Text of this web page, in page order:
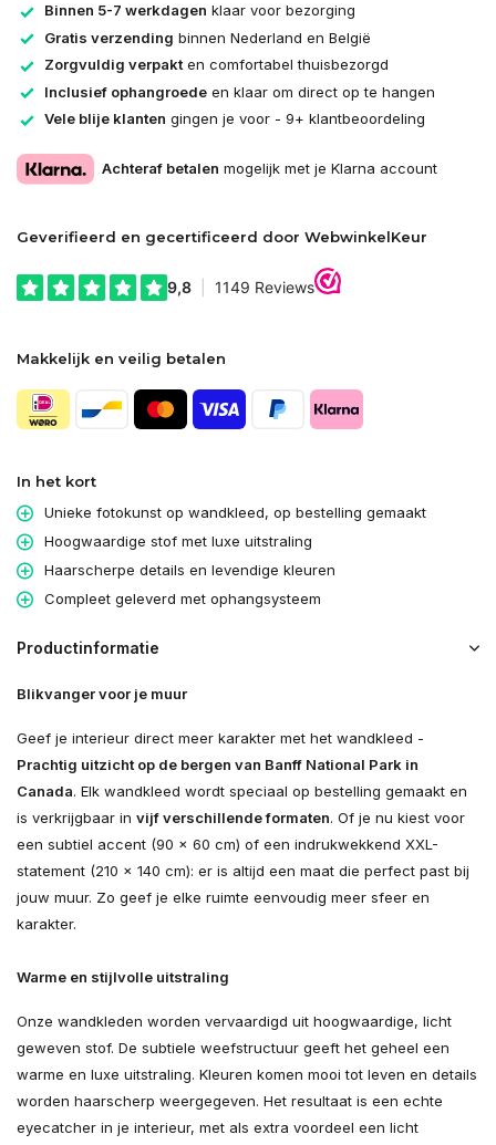
Binnen 5-7 werkdagen klaar voor bezorging
Gratis verzending binnen Nederland en België
Zorgvuldig verpakten comfortabel thuisbezorgd
Inclusief ophangroede en klaar om direct op te hangen
Vele blije klanten gingen je voor - 9+ klantbeoordeling
Achteraf betalen mogelijk met je Klarna account
Geverifieerd en gecertificeerd door WebwinkelKeur
Makkelijk en veilig betalen
In het kort
Unieke fotokunst op wandkleed, op bestelling gemaakt
Hoogwaardige stof met luxe uitstraling
Haarscherpe details en levendige kleuren
Compleet geleverd met ophangsysteem
Productinformatie
Blikvanger voor je muur
Geef je interieur direct meer karakter met het wandkleed -
Prachtig uitzicht op de bergen van Banff National Park in
Canada. Elk wandkleed wordt speciaal op bestelling gemaakt en
is verkrijgbaar in vijf verschillende formaten. Of je nu kiest voor
een subtiel accent (90 × 60 cm) of een indrukwekkend XXL-
statement (210 × 140 cm): er is altijd een maat die perfect past bij
jouw muur. Zo geef je elke ruimte eenvoudig meer sfeer en
karakter.
Warme en stijlvolle uitstraling
Onze wandkleden worden vervaardigd uit hoogwaardige, licht
geweven stof. De subtiele weefstructuur geeft het geheel een
warme en luxe uitstraling. Kleuren komen mooi tot leven en details
worden haarscherp weergegeven. Het resultaat is een echte
eyecatcher in je interieur, met als extra voordeel een licht